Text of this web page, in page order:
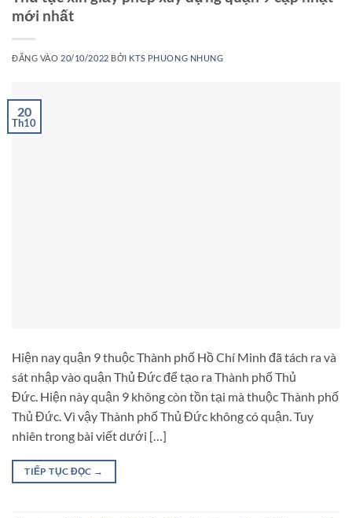
mới nhất
ĐĂNG VÀO 20/10/2022 BỞI KTS PHUONG NHUNG
20
Th10
Hiện nay quận 9 thuộc Thành phố Hồ Chí Minh đã tách ra và
sát nhập vào quận Thủ Đức để tạo ra Thành phố Thủ
Đức. Hiện này quận 9 không còn tồn tại mà thuộc Thành phố
Thủ Đức. Vì vậy Thành phố Thủ Đức không có quận. Tuy
nhiên trong bài viết dưới […]
TIẾP TỤC ĐỌC →